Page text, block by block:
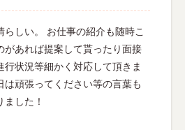
しい。 お仕事の紹介も随時こ
があれば提案して貰ったり面接
行状況等細かく対応して頂きま
は頑張ってください等の言葉も
した！